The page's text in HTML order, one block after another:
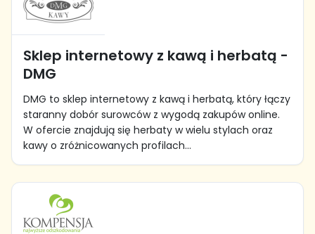
Sklep internetowy z kawą i herbatą -
DMG
DMG to sklep internetowy z kawą i herbatą, który łączy
staranny dobór surowców z wygodą zakupów online.
W ofercie znajdują się herbaty w wielu stylach oraz
kawy o zróżnicowanych profilach...